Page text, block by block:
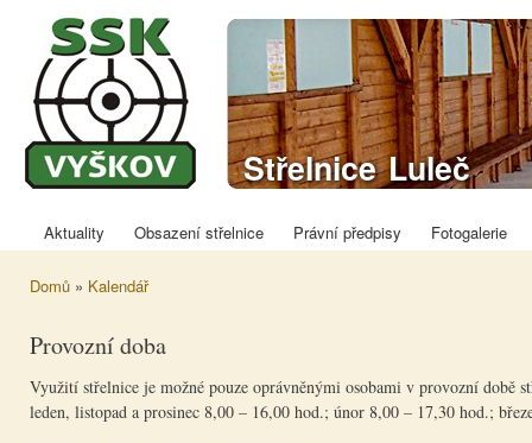
Sportovně
střelecký klub
Střelnice Luleč
Hlavní menu
Aktuality Obsazení střelnice Právní předpisy Fotogalerie
Domů » Kalendář
Provozní doba
Vyu​žití střelnice je možné pouze oprávněnými osobami v provozní době
leden, listopad a prosinec 8,00 – 16,00 hod.; únor 8,00 – 17,30 hod.;